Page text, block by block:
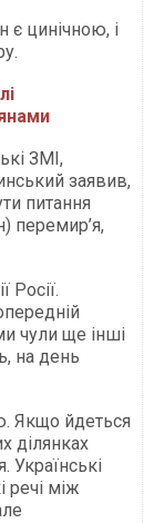
є цинічною, і
ЗМІ,
заявив,
питання
перемир’я,
Росії.
чули ще інші
на день
Якщо йдеться
ділянках
Українські
речі між